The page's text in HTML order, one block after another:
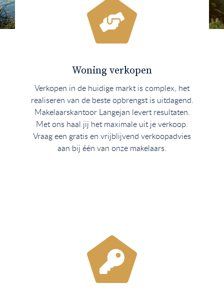
Woning verkopen
Verkopen in de huidige markt is complex, het
realiseren van de beste opbrengst is uitdagend.
Makelaarskantoor Langejan levert resultaten.
Met ons haal jij het maximale uit je verkoop.
Vraag een gratis en vrijblijvend verkoopadvies
aan bij één van onze makelaars.